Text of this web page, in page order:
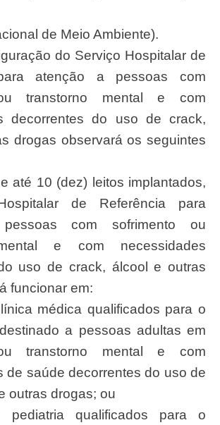
de Meio Ambiente).
do Serviço Hospitalar de
atenção a pessoas com
transtorno mental e com
decorrentes do uso de crack,
drogas observará os seguintes
até 10 (dez) leitos implantados,
de Referência para
com sofrimento ou
e com necessidades
uso de crack, álcool e outras
funcionar em:
médica qualificados para o
a pessoas adultas em
transtorno mental e com
de saúde decorrentes do uso de
outras drogas; ou
qualificados para o